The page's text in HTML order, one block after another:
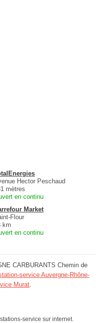
Hector Peschaud
mètres
en continu
Market
Flour
km
en continu
CARBURANTS Chemin de
service Auvergne-Rhône-
Murat.
service sur internet.